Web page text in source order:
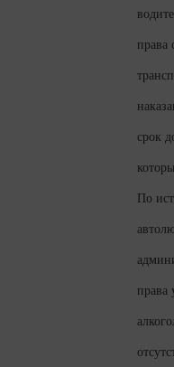
права
срок
По
права